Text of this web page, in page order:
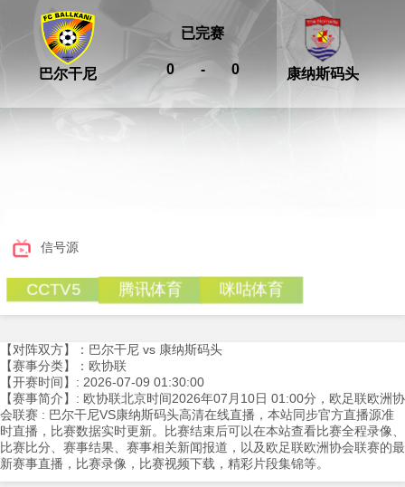
巴尔干尼 0 - 0
已完赛
康纳斯码头
信号源
CCTV5 腾讯体育 咪咕体育
【对阵双方】：巴尔干尼 vs 康纳斯码头
【赛事分类】：欧协联
【开赛时间】: 2026-07-09 01:30:00
【赛事简介】: 欧协联北京时间2026年07月10日 01:00分，欧足联欧洲协
会联赛 : 巴尔干尼VS康纳斯码头高清在线直播，本站同步官方直播源准
时直播，比赛数据实时更新。比赛结束后可以在本站查看比赛全程录像、
比赛比分、赛事结果、赛事相关新闻报道，以及欧足联欧洲协会联赛的最
新赛事直播，比赛录像，比赛视频下载，精彩片段集锦等。